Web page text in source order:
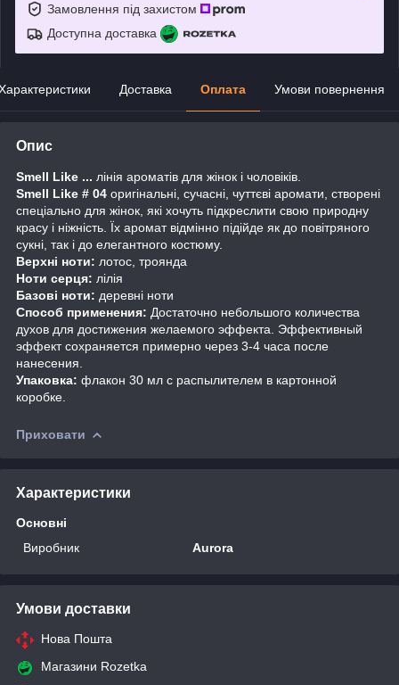
Замовлення під захистом
Доступна доставка
Доставка Оплата Умови повернення
Опис
Smell Like ... лінія ароматів для жінок і чоловіків.
Smell Like # 04 оригінальні, сучасні, чуттєві аромати, створені
спеціально для жінок, які хочуть підкреслити свою природну
красу і ніжність. Їх аромат відмінно підійде як до повітряного
сукні, так і до елегантного костюму.
Верхні ноти: лотос, троянда
Ноти серця: лілія
Базові ноти: деревні ноти
Способ применения: Достаточно небольшого количества
духов для достижения желаемого эффекта. Эффективный
эффект сохраняется примерно через 3-4 часа после
нанесения.
Упаковка: флакон 30 мл с распылителем в картонной
коробке.
Приховати
Характеристики
Основні
Виробник
Aurora
Умови доставки
Нова Пошта
Магазини Rozetka